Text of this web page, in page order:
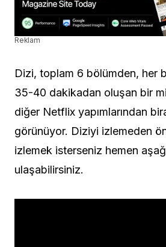
Reklam
Dizi, toplam 6 bölümden, her
35-40 dakikadan oluşan bir
diğer Netflix yapımlarından
görünüyor. Diziyi izlemeden
izlemek isterseniz hemen
ulaşabilirsiniz.